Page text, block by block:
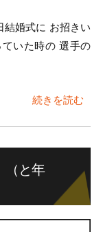
婚式に お招きい
いた時の 選手の
続きを読む
（と年